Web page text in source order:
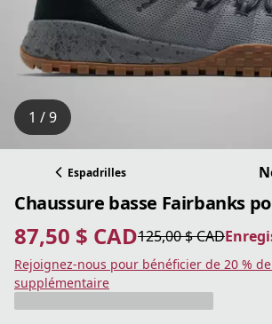
1 / 9
Espadrilles
Chaussure basse Fairbanks
87,50 $ CAD
prix actuel 87,50 $ CAD125,00 $ CAD
prix original 125,00 $ CAD
Enregistrer 30 %
Rejoignez-nous pour bénéficier de 20 %
supplémentaire